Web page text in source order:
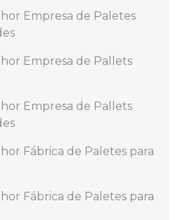
Empresa de Paletes
Empresa de Pallets
Empresa de Pallets
Fábrica de Paletes para
Fábrica de Paletes para